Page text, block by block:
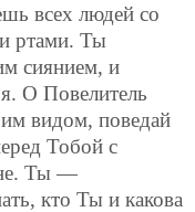
всех людей со
ртами. Ты
сиянием, и
О Повелитель
видом, поведай
Тобой с
Ты —
кто Ты и какова